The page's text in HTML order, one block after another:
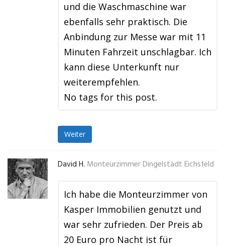
und die Waschmaschine war
ebenfalls sehr praktisch. Die
Anbindung zur Messe war mit 11
Minuten Fahrzeit unschlagbar. Ich
kann diese Unterkunft nur
weiterempfehlen.
No tags for this post.
Weiter
David H. Monteurzimmer Dingelstädt Eichsfeld
Ich habe die Monteurzimmer von
Kasper Immobilien genutzt und
war sehr zufrieden. Der Preis ab
20 Euro pro Nacht ist für